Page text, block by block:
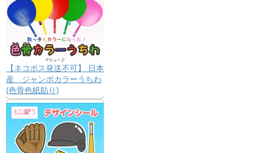
【ネコポス発送不可】 日本
産 ジャンボカラーうちわ
(色骨色紙貼り)